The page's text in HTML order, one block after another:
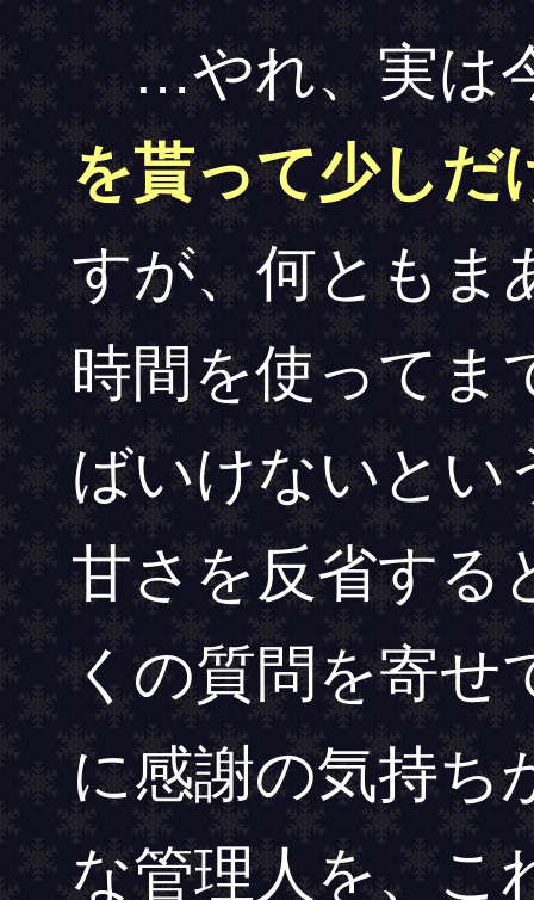
…やれ、実は
を貰って少しだ
すが、何ともま
時間を使ってま
ばいけないと
甘さを反省する
くの質問を寄せ
に感謝の気持ち
な管理人を、こ